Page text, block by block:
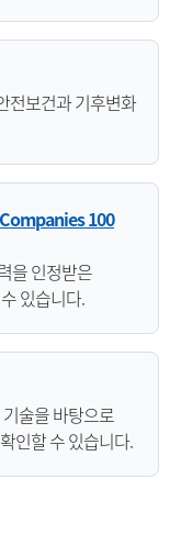
전보건과 기후변화
100
을 인정받은
있습니다.
술을 바탕으로
인할 수 있습니다.